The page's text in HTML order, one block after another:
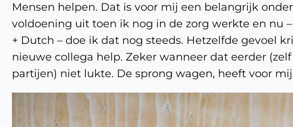
Mensen helpen. Dat is voor mij een belangrijk
voldoening uit toen ik nog in de zorg werkte en nu
+ Dutch – doe ik dat nog steeds. Hetzelfde gevoel
nieuwe collega help. Zeker wanneer dat eerder
partijen) niet lukte. De sprong wagen, heeft voor